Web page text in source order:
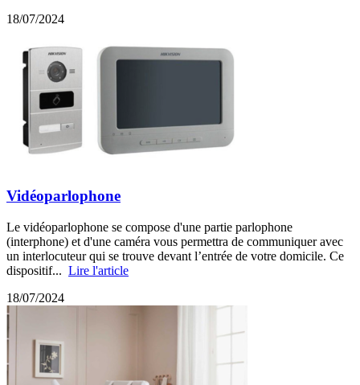
18/07/2024
Vidéoparlophone
Le vidéoparlophone se compose d'une partie parlophone
(interphone) et d'une caméra vous permettra de communiquer avec
un interlocuteur qui se trouve devant l’entrée de votre domicile. Ce
dispositif... Lire l'article
18/07/2024